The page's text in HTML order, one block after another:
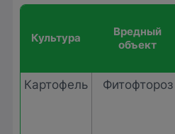
Культура
Вредный
объект
Картофель Фитофтороз